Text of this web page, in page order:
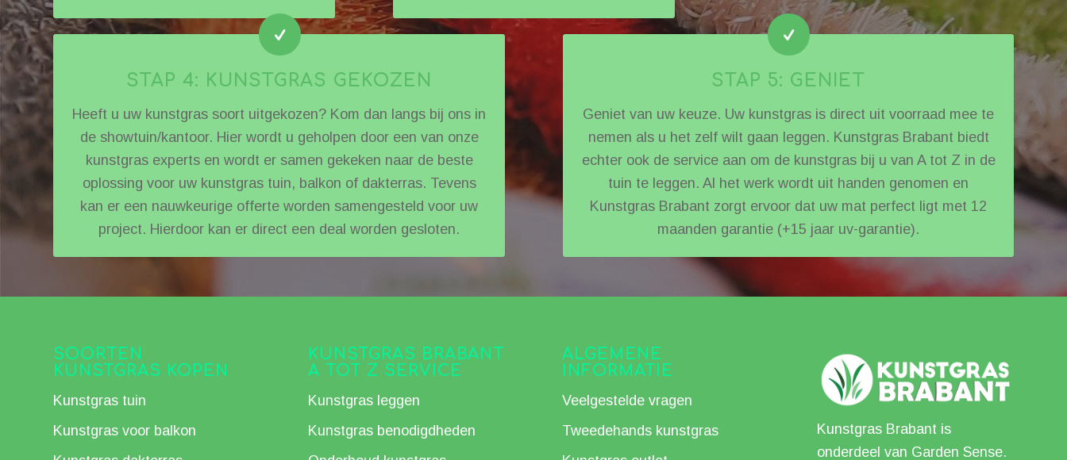
STAP 4: KUNSTGRAS GEKOZEN
Heeft u uw kunstgras soort uitgekozen? Kom dan langs bij ons in
de showtuin/kantoor. Hier wordt u geholpen door een van onze
kunstgras experts en wordt er samen gekeken naar de beste
oplossing voor uw kunstgras tuin, balkon of dakterras. Tevens
kan er een nauwkeurige offerte worden samengesteld voor uw
project. Hierdoor kan er direct een deal worden gesloten.
STAP 5: GENIET
Geniet van uw keuze. Uw kunstgras is direct uit voorraad mee te
nemen als u het zelf wilt gaan leggen. Kunstgras Brabant biedt
echter ook de service aan om de kunstgras bij u van A tot Z in de
tuin te leggen. Al het werk wordt uit handen genomen en
Kunstgras Brabant zorgt ervoor dat uw mat perfect ligt met 12
maanden garantie (+15 jaar uv-garantie).
SOORTEN
KUNSTGRAS KOPEN
Kunstgras tuin
Kunstgras voor balkon
KUNSTGRAS BRABANT
A TOT Z SERVICE
Kunstgras leggen
Kunstgras benodigdheden
ALGEMENE
INFORMATIE
Veelgestelde vragen
Tweedehands kunstgras
Kunstgras Brabant is
onderdeel van Garden Sense.